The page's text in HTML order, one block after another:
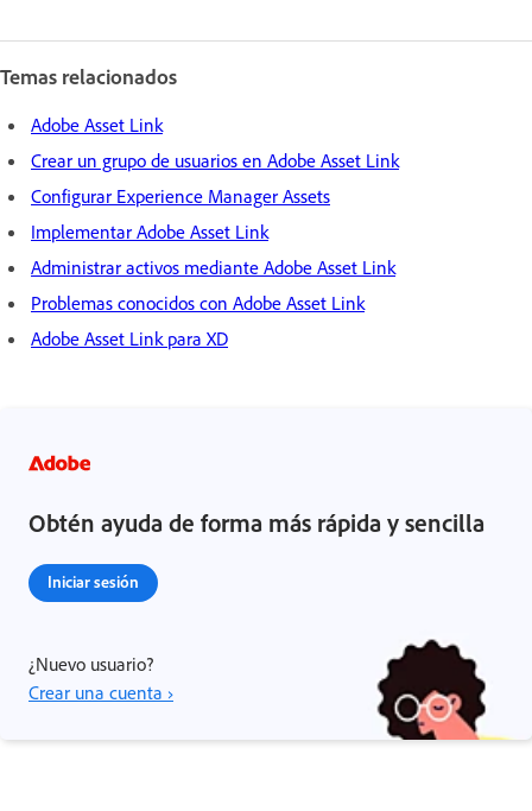
Temas relacionados
Adobe Asset Link
Crear un grupo de usuarios en Adobe Asset Link
Configurar Experience Manager Assets
Implementar Adobe Asset Link
Administrar activos mediante Adobe Asset Link
Problemas conocidos con Adobe Asset Link
Adobe Asset Link para XD
Obtén ayuda de forma más rápida y sencilla
Iniciar sesión
¿Nuevo usuario?
Crear una cuenta ›